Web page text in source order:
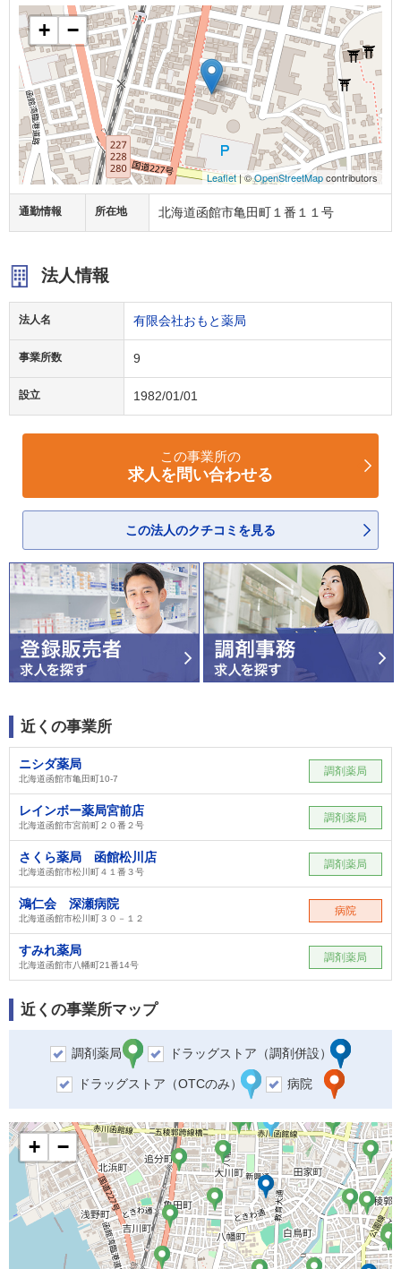
+ −
Leaflet| ©OpenStreetMapcontributors
通勤情報 所在地 北海道函館市亀田町１番１１号
法人情報
法人名 有限会社おもと薬局
事業所数 9
設立 1982/01/01
この事業所の
求人を問い合わせる
この法人のクチコミを見る
近くの事業所
ニシダ薬局
北海道函館市亀田町10-7
調剤薬局
レインボー薬局宮前店
北海道函館市宮前町２０番２号
調剤薬局
さくら薬局 函館松川店
北海道函館市松川町４１番３号
調剤薬局
鴻仁会 深瀬病院
北海道函館市松川町３０－１２
病院
すみれ薬局
北海道函館市八幡町21番14号
調剤薬局
近くの事業所マップ
調剤薬局 ドラッグストア（調剤併設）
ドラッグストア（OTCのみ） 病院
+ −